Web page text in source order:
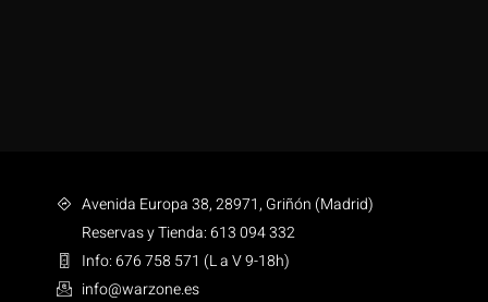
Avenida Europa 38, 28971, Griñón (Madrid)
Reservas y Tienda: 613 094 332
Info: 676 758 571 (L a V 9-18h)
info@warzone.es